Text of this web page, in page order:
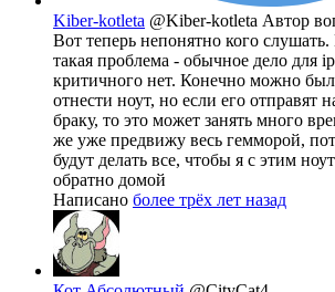
Kiber-kotleta @Kiber-kotleta Автор
Вот теперь непонятно кого слушать.
такая проблема - обычное дело для
критичного нет. Конечно можно
отнести ноут, но если его отправят
браку, то это может занять много
же уже предвижу весь гемморой,
будут делать все, чтобы я с этим
обратно домой
Написано более трёх лет назад